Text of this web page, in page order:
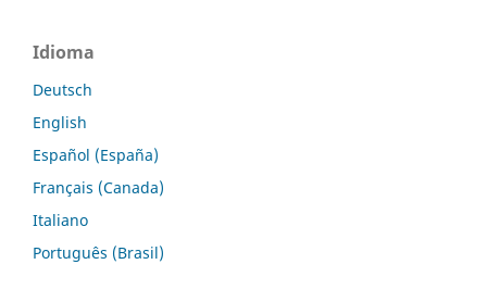
Idioma
Deutsch
English
Español (España)
Français (Canada)
Italiano
Português (Brasil)